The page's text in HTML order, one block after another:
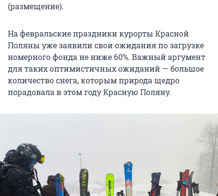
(размещение).
На февральские праздники курорты Красной
Поляны уже заявили свои ожидания по загрузке
номерного фонда не ниже 60%. Важный аргумент
для таких оптимистичных ожиданий — большое
количество снега, которым природа щедро
порадовала в этом году Красную Поляну.